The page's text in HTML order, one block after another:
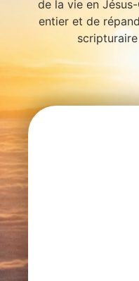
de la vie en
entier et de